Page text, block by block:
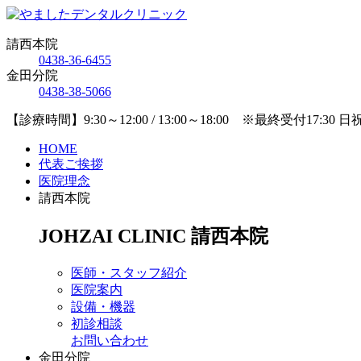
請西本院
0438-36-6455
金田分院
0438-38-5066
【診療時間】9:30～12:00 / 13:00～18:00 ※最終受付17:30 日
HOME
代表ご挨拶
医院理念
請西本院
JOHZAI CLINIC 請西本院
医師・スタッフ紹介
医院案内
設備・機器
初診相談
お問い合わせ
金田分院